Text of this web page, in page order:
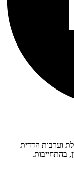
וערבות הדדית
בהתחייבות.